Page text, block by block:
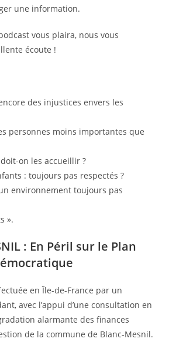
une information.
vous plaira, nous vous
écoute !
des injustices envers les
personnes moins importantes que
on les accueillir ?
: toujours pas respectés ?
environnement toujours pas
».
: En Péril sur le Plan
en Île-de-France par un
avec l’appui d’une consultation en
alarmante des finances
de la commune de Blanc-Mesnil.